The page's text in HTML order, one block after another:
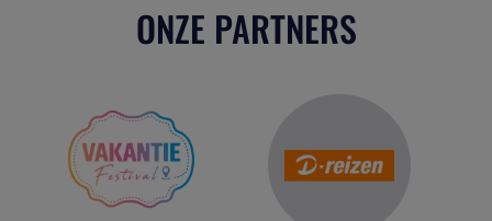
ONZE PARTNERS